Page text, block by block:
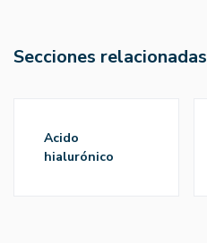
Secciones relacionadas
acido
hialurónico